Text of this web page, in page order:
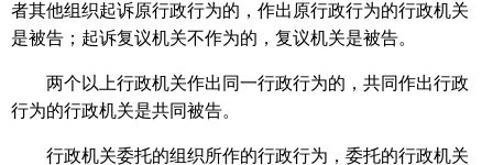
者其他组织起诉原行政行为的，作出原行政行为的行政机关
是被告；起诉复议机关不作为的，复议机关是被告。
两个以上行政机关作出同一行政行为的，共同作出行政
行为的行政机关是共同被告。
行政机关委托的组织所作的行政行为，委托的行政机关